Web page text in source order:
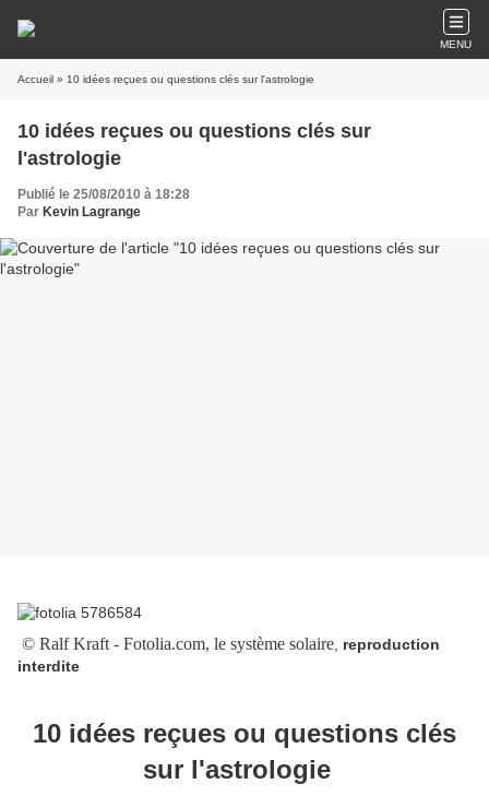
MENU
Accueil » 10 idées reçues ou questions clés sur l'astrologie
10 idées reçues ou questions clés sur
l'astrologie
Publié le 25/08/2010 à 18:28
Par Kevin Lagrange
© Ralf Kraft - Fotolia.com, le système solaire reproduction
interdite
10 idées reçues ou questions clés
sur l'astrologie